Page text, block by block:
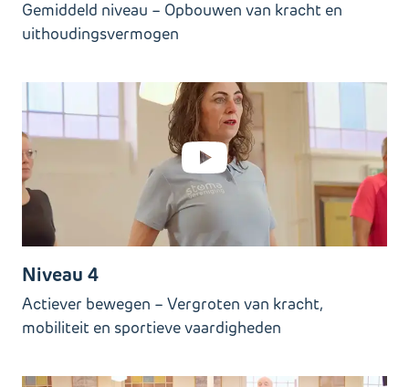
Gemiddeld niveau – Opbouwen van kracht en
uithoudingsvermogen
Niveau 4
Actiever bewegen – Vergroten van kracht,
mobiliteit en sportieve vaardigheden